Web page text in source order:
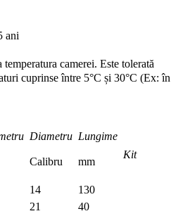
ani
camerei. Este tolerată
cuprinse între 5°C și 30°C (Ex: în
Diametru
Calibru
Lungime
mm
Kit
14 130
21
40